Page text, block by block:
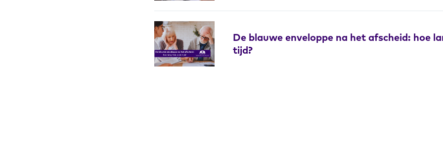
De blauwe enveloppe na het afscheid: hoe
tijd?